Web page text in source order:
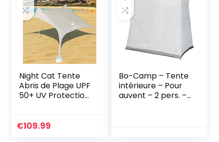
matelas pour
adulte, memory
foam mattress
topper
Night Cat Tente
Abris de Plage UPF
50+ UV Protection
Portable Auvent
€109.99
Bo-Camp – Tente
intérieure – Pour
auvent – 2 pers. –